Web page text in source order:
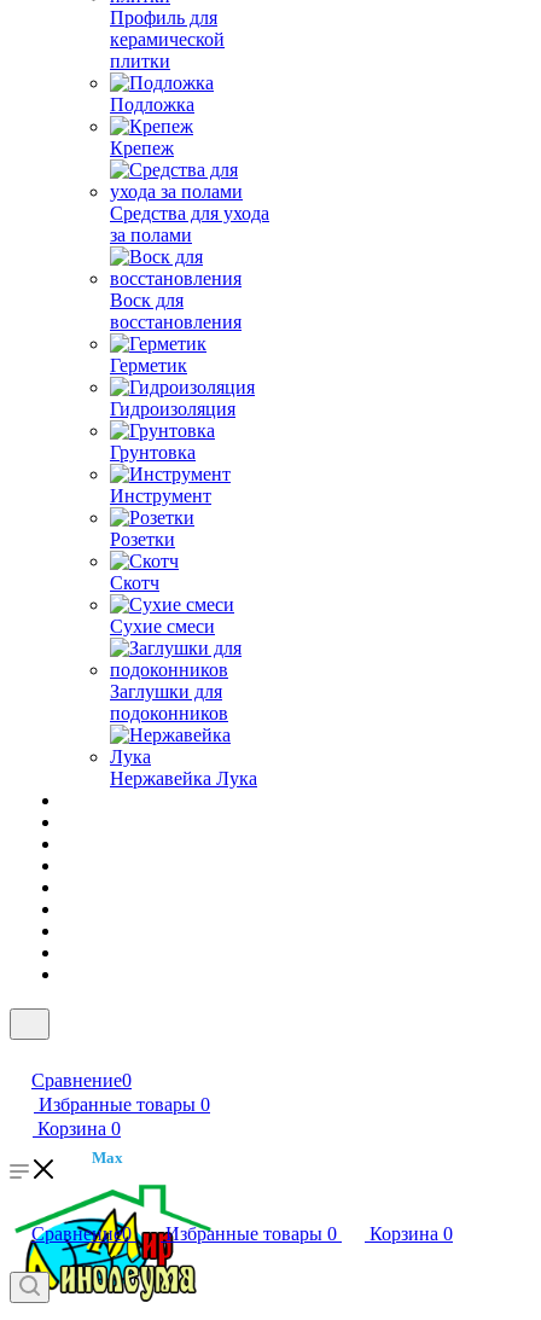
Профиль для
керамической
плитки
Подложка
Крепеж
Средства для ухода
за полами
Воск для
восстановления
Герметик
Гидроизоляция
Грунтовка
Инструмент
Розетки
Скотч
Сухие смеси
Заглушки для
подоконников
Нержавейка Лука
Сравнение0
Избранные товары 0
Корзина 0
Max
Сравнение0 Избранные товары 0 Корзина 0